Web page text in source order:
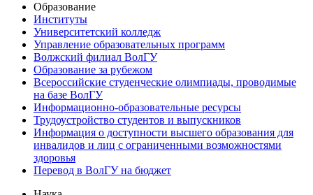
Образование
Институты
Университетский колледж
Управление образовательных программ
Волжский филиал ВолГУ
Образование за рубежом
Всероссийские студенческие олимпиады, проводимые
на базе ВолГУ
Информационно-образовательные ресурсы
Трудоустройство студентов и выпускников
Информация о доступности высшего образования для
инвалидов и лиц с ограниченными возможностями
здоровья
Перевод в ВолГУ на бюджет